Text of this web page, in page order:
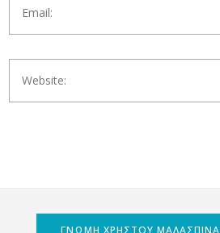
ΓΝΩΜΗ ΧΡΗΣΤΟΥ ΜΑΛΑΣΠΙΝΑ